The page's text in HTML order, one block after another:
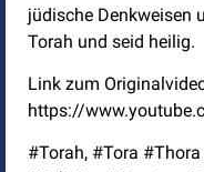
jüdische Denkweisen
Torah und seid heilig.
Link zum
https://
#Torah, #Tora